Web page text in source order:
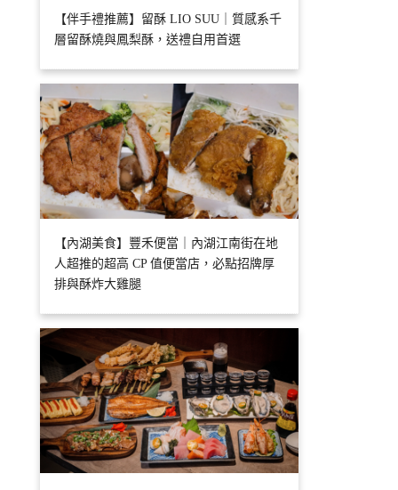
【伴手禮推薦】留酥 LIO SUU｜質感系千
層留酥燒與鳳梨酥，送禮自用首選
【內湖美食】豐禾便當｜內湖江南街在地
人超推的超高 CP 值便當店，必點招牌厚
排與酥炸大雞腿